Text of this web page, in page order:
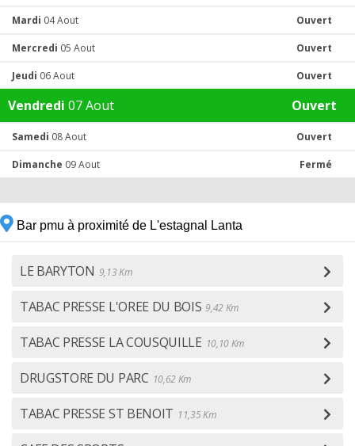
Mardi 04 Aout Ouvert
Mercredi 05 Aout Ouvert
Jeudi 06 Aout Ouvert
Vendredi 07 Aout Ouvert
Samedi 08 Aout Ouvert
Dimanche 09 Aout Fermé
Bar pmu à proximité de L'estagnal Lanta
LE BARYTON 9,13 Km
TABAC PRESSE L'OREE DU BOIS 9,42 Km
TABAC PRESSE LA COUSQUILLE 10,10 Km
DRUGSTORE DU PARC 10,62 Km
TABAC PRESSE ST BENOIT 11,35 Km